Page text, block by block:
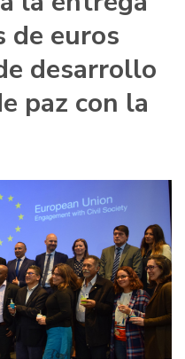
de euros
desarrollo
paz con la